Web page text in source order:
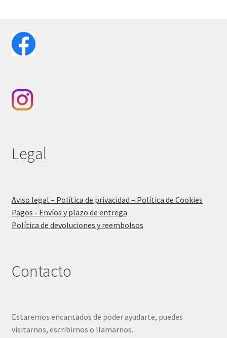
Legal
Aviso legal – Política de privacidad – Política de Cookies
Pagos - Envíos y plazo de entrega
Política de devoluciones y reembolsos
Contacto
Estaremos encantados de poder ayudarte, puedes
visitarnos, escribirnos o llamarnos.